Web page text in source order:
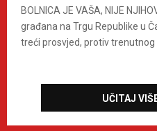
BOLNICA JE VAŠA, NIJE
građana na Trgu Republike u
treći prosvjed, protiv trenutnog
UČITAJ